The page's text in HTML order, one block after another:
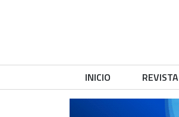
INICIO REVISTA